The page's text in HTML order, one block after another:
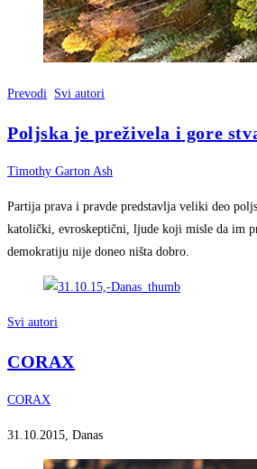
Prevodi Svi autori
Poljska je preživela i gore
Timothy Garton Ash
Partija prava i pravde predstavlja veliki deo
katolički, evroskeptični, ljude koji misle da im
demokratiju nije doneo ništa dobro.
Svi autori
CORAX
CORAX
31.10.2015, Danas